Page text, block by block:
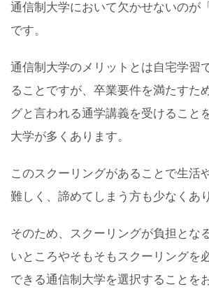
通信制大学において欠かせないのが
です。
通信制大学のメリットとは自宅学習
ることですが、卒業要件を満たすた
グと言われる通学講義を受けること
大学が多くあります。
このスクーリングがあることで生活
難しく、諦めてしまう方も少なくあ
そのため、スクーリングが負担とな
いところやそもそもスクーリングを
できる通信制大学を選択することを